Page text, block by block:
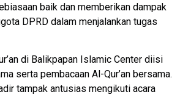
baik dan memberikan dampak
DPRD dalam menjalankan tugas
di Balikpapan Islamic Center diisi
serta pembacaan Al-Qur’an bersama.
tampak antusias mengikuti acara